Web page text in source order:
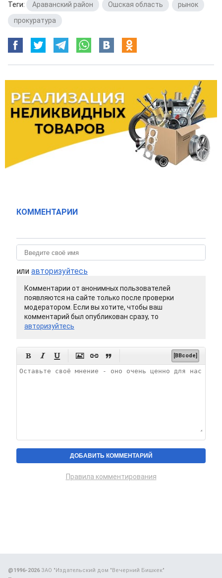
Теги: Араванский район Ошская область рынок
прокуратура
КОММЕНТАРИИ
или авторизуйтесь
Комментарии от анонимных пользователей
появляются на сайте только после проверки
модератором. Если вы хотите, чтобы ваш
комментарий был опубликован сразу, то
авторизуйтесь
      [BBcode]
Правила комментирования
@1996-2026ЗАО "Издательский дом "Вечерний Бишкек"